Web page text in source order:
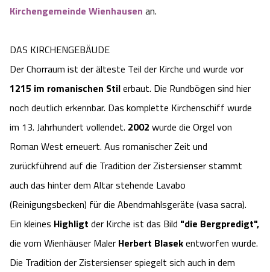
Kataloge
Shop
Angebote
Kontakt
Unterkünfte
Urlaub mit Hund
Landschaftsführungen
Veranstaltungen
Ralf Schumacher Kart & Bowl
Das verrückte Haus
Abenteuerland Trampolin-Park
Battle Kart Bispingen
Unterkünfte
Ausflugsziele
Kirchengemeinde Wienhausen an.
DAS KIRCHENGEBÄUDE
Der Chorraum ist der älteste Teil der Kirche und wurde vor
1215 im romanischen Stilerbaut. Die Rundbögen sind hier
noch deutlich erkennbar. Das komplette Kirchenschiff wurde
im 13. Jahrhundert vollendet. 2002 wurde die Orgel von
Roman West erneuert. Aus romanischer Zeit und
zurückführend auf die Tradition der Zistersienser stammt
auch das hinter dem Altar stehende Lavabo
(Reinigungsbecken) für die Abendmahlsgeräte (vasa sacra).
Ein kleines Highligt der Kirche ist das Bild "die Bergpredigt",
die vom Wienhäuser Maler Herbert Blasekentworfen wurde.
Die Tradition der Zistersienser spiegelt sich auch in dem